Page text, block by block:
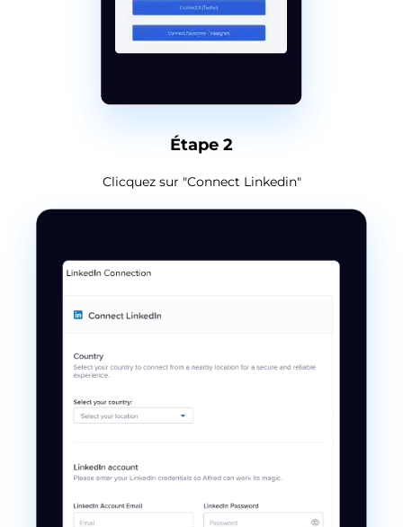
Étape 2
Clicquez sur "Connect Linkedin"